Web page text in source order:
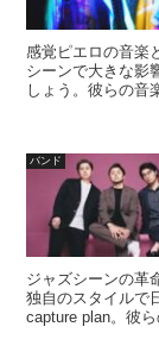
感覚ピエロの音楽
シーンで大きな影
しょう。彼らの音
バンド
ジャズシーンの革
独自のスタイルで
capture plan。彼